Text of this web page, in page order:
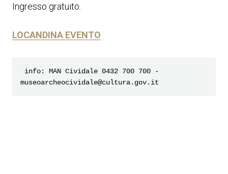
Ingresso gratuito.
LOCANDINA EVENTO
museoarcheocividale@cultura.gov.it